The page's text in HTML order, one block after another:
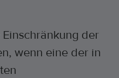
der
wenn eine der in